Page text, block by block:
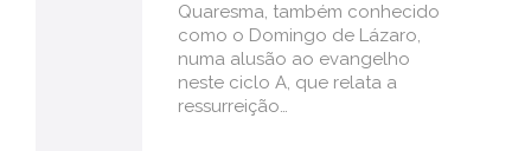
Quaresma, também conhecido
como o Domingo de Lázaro,
numa alusão ao evangelho
neste ciclo A, que relata a
ressurreição…